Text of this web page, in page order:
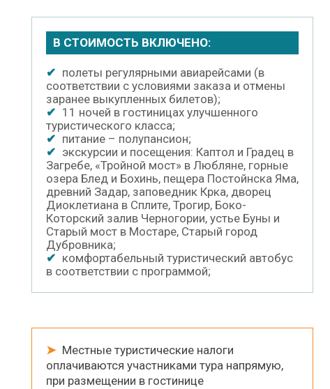
В СТОИМОСТЬ ВКЛЮЧЕНО:
✔ полеты регулярными авиарейсами (в
соответствии с условиями заказа и отмены
заранее выкупленных билетов);
✔ 11 ночей в гостиницах улучшенного
туристического класса;
✔ питание – полупансион;
✔ экскурсии и посещения: Каптол и Градец в
Загребе, «Тройной мост» в Любляне, горные
озера Блед и Бохинь, пещера Постойнска Яма,
древний Задар, заповедник Крка, дворец
Диоклетиана в Сплите, Трогир, Боко-
Которский залив Черногории, устье Буны и
Старый мост в Мостаре, Старый город
Дубровника;
✔ комфортабельный туристический автобус
в соответствии с программой;
➤Местные туристические налоги
оплачиваются участниками тура напрямую,
при размещении в гостинице